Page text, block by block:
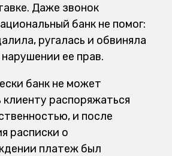
Даже звонок
банк не помог:
ругалась и обвиняла
ее прав.
банк не может
клиенту распоряжаться
и после
расписки о
платеж был